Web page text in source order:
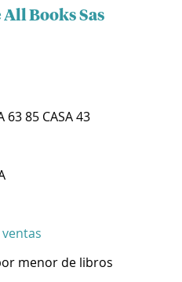
Books Sas
63 85 CASA 43
menor de libros